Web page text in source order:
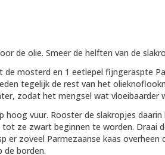
de olie. Smeer de helften van de
de mosterd en 1 eetlepel fijngeraspte
tegelijk de rest van het
zodat het mengsel wat vloeibaarder
hoog vuur. Rooster de slakropjes
ze zwart beginnen te worden. Draai
er zoveel Parmezaanse kaas
de borden.